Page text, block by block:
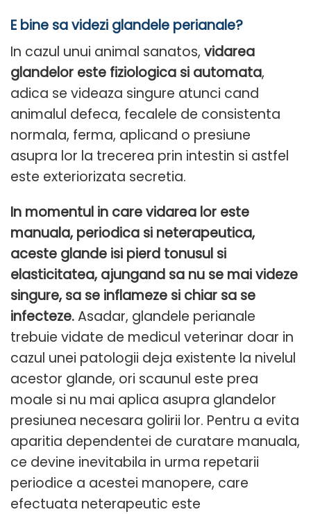
E bine sa videzi glandele perianale?
In cazul unui animal sanatos, vidarea
glandelor este fiziologica si automata,
adica se videaza singure atunci cand
animalul defeca, fecalele de consistenta
normala, ferma, aplicand o presiune
asupra lor la trecerea prin intestin si astfel
este exteriorizata secretia.
In momentul in care vidarea lor este
manuala, periodica si neterapeutica,
aceste glande isi pierd tonusul si
elasticitatea, ajungand sa nu se mai videze
singure, sa se inflameze si chiar sa se
infecteze.Asadar, glandele perianale
trebuie vidate de medicul veterinar doar in
cazul unei patologii deja existente la nivelul
acestor glande, ori scaunul este prea
moale si nu mai aplica asupra glandelor
presiunea necesara golirii lor. Pentru a evita
aparitia dependentei de curatare manuala,
ce devine inevitabila in urma repetarii
periodice a acestei manopere, care
efectuata neterapeutic este